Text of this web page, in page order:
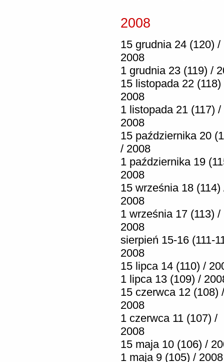
2008
15 grudnia 24 (120) /
2008
1 grudnia 23 (119) /
15 listopada 22 (118)
2008
1 listopada 21 (117) /
2008
15 października 20
/ 2008
1 października 19
2008
15 września 18 (114)
2008
1 września 17 (113) /
2008
sierpień 15-16 (111-
2008
15 lipca 14 (110) /
1 lipca 13 (109) /
15 czerwca 12 (108) /
2008
1 czerwca 11 (107) /
2008
15 maja 10 (106) /
1 maja 9 (105) / 2008